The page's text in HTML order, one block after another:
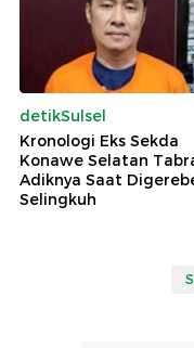
detikSulsel
Kronologi Eks Sekda
Konawe Selatan
Adiknya Saat
Selingkuh